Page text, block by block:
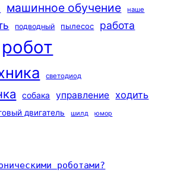
машинное обучение наше
подводный пылесос работа
робот
светодиод
собака управление ходить
двигатель шилд юмор
роботами?